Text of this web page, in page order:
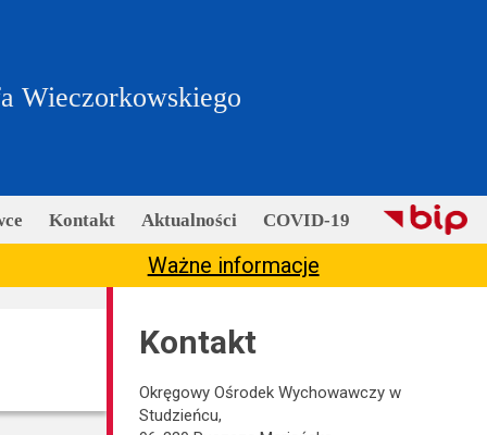
Wieczorkowskiego
Kontakt Aktualności COVID-19
Ważne informacje
Kontakt
Okręgowy Ośrodek Wychowawczy w
Studzieńcu,